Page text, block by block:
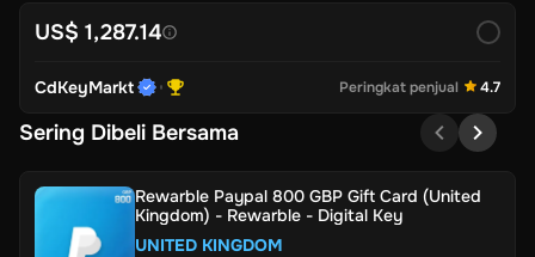
US$ 1,287.14
CdKeyMarkt Peringkat penjual 4.7
Sering Dibeli Bersama
Rewarble Paypal 800 GBP Gift Card (United
Kingdom) - Rewarble - Digital Key
UNITED KINGDOM